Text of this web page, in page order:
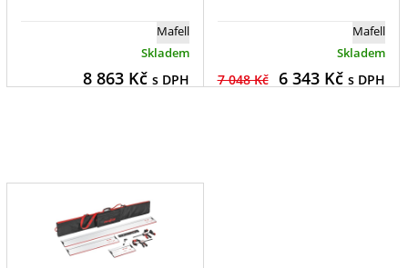
Mafell
Skladem
8 863Kč s DPH
Mafell
Skladem
7 048 Kč 6 343Kč s DPH